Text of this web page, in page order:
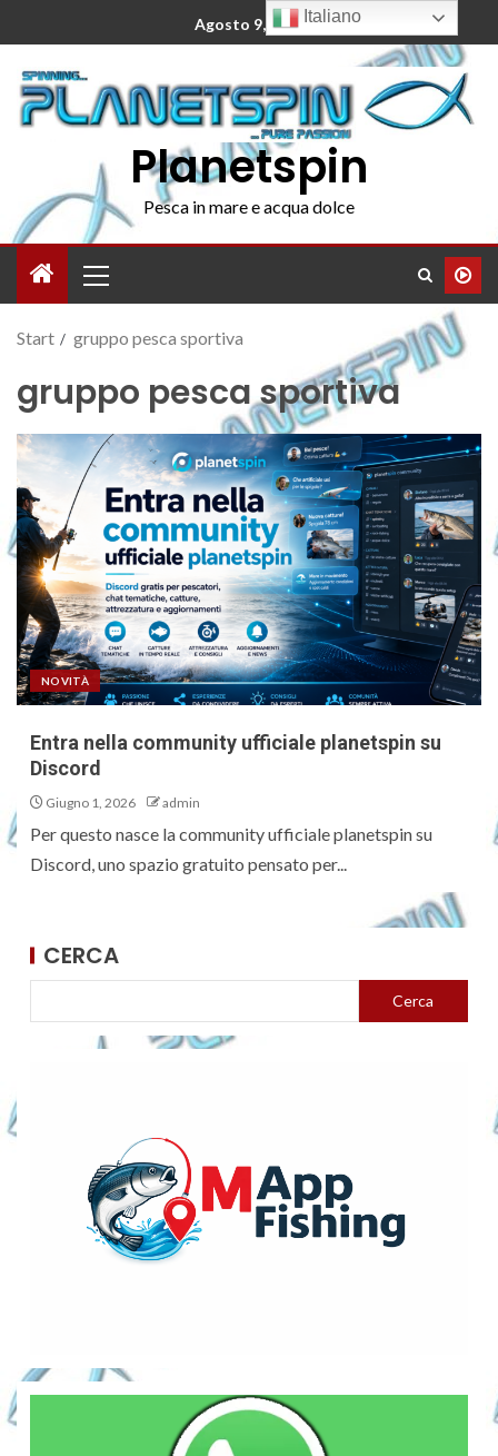
Agosto 9, 2026
Planetspin
Pesca in mare e acqua dolce
Start gruppo pesca sportiva
gruppo pesca sportiva
NOVITÀ
Entra nella community ufficiale planetspin su
Discord
Giugno 1, 2026 admin
Per questo nasce la community ufficiale planetspin su
Discord, uno spazio gratuito pensato per...
CERCA
Cerca
Italiano